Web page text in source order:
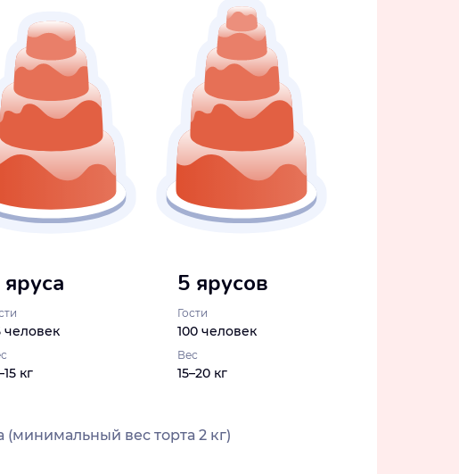
человек
кг
5 ярусов
Гости
100 человек
Вес
15–20 кг
(минимальный вес торта 2 кг)